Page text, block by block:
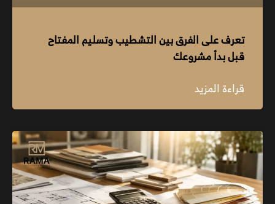
تعرف على الفرق بين التشطيب وتسليم المفتاح
قبل بدأ مشروعك
قراءة المزيد